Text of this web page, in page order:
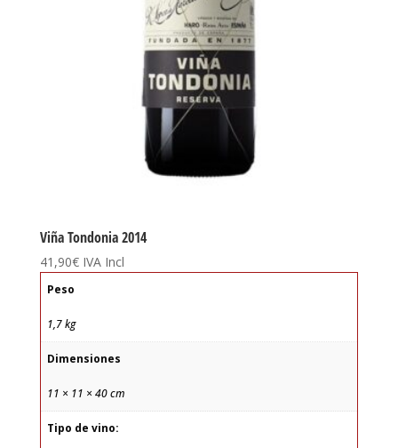
Viña Tondonia 2014
41,90€ IVA Incl
Peso
1,7 kg
Dimensiones
11 × 11 × 40 cm
Tipo de vino: